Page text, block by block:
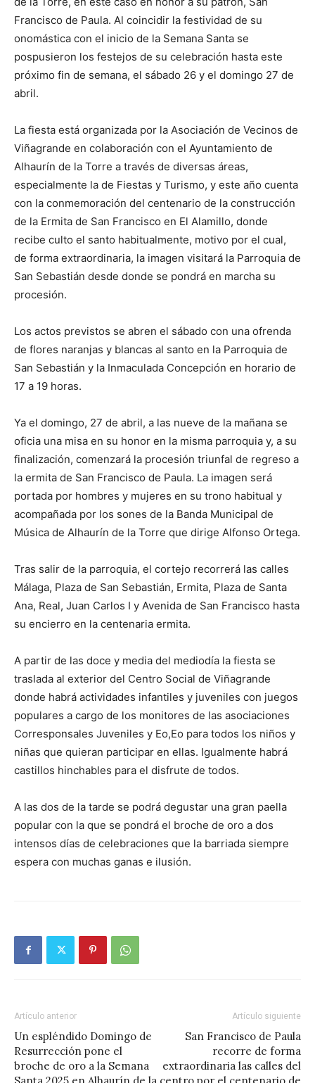
Francisco de Paula. Al coincidir la festividad de su
onomástica con el inicio de la Semana Santa se
pospusieron los festejos de su celebración hasta este
próximo fin de semana, el sábado 26 y el domingo 27 de
abril.
La fiesta está organizada por la Asociación de Vecinos de
Viñagrande en colaboración con el Ayuntamiento de
Alhaurín de la Torre a través de diversas áreas,
especialmente la de Fiestas y Turismo, y este año cuenta
con la conmemoración del centenario de la construcción
de la Ermita de San Francisco en El Alamillo, donde
recibe culto el santo habitualmente, motivo por el cual,
de forma extraordinaria, la imagen visitará la Parroquia de
San Sebastián desde donde se pondrá en marcha su
procesión.
Los actos previstos se abren el sábado con una ofrenda
de flores naranjas y blancas al santo en la Parroquia de
San Sebastián y la Inmaculada Concepción en horario de
17 a 19 horas.
Ya el domingo, 27 de abril, a las nueve de la mañana se
oficia una misa en su honor en la misma parroquia y, a su
finalización, comenzará la procesión triunfal de regreso a
la ermita de San Francisco de Paula. La imagen será
portada por hombres y mujeres en su trono habitual y
acompañada por los sones de la Banda Municipal de
Música de Alhaurín de la Torre que dirige Alfonso Ortega.
Tras salir de la parroquia, el cortejo recorrerá las calles
Málaga, Plaza de San Sebastián, Ermita, Plaza de Santa
Ana, Real, Juan Carlos I y Avenida de San Francisco hasta
su encierro en la centenaria ermita.
A partir de las doce y media del mediodía la fiesta se
traslada al exterior del Centro Social de Viñagrande
donde habrá actividades infantiles y juveniles con juegos
populares a cargo de los monitores de las asociaciones
Corresponsales Juveniles y Eo,Eo para todos los niños y
niñas que quieran participar en ellas. Igualmente habrá
castillos hinchables para el disfrute de todos.
A las dos de la tarde se podrá degustar una gran paella
popular con la que se pondrá el broche de oro a dos
intensos días de celebraciones que la barriada siempre
espera con muchas ganas e ilusión.
Artículo anterior
Un espléndido Domingo de
Resurrección pone el
broche de oro a la Semana
Artículo siguiente
San Francisco de Paula
recorre de forma
extraordinaria las calles del